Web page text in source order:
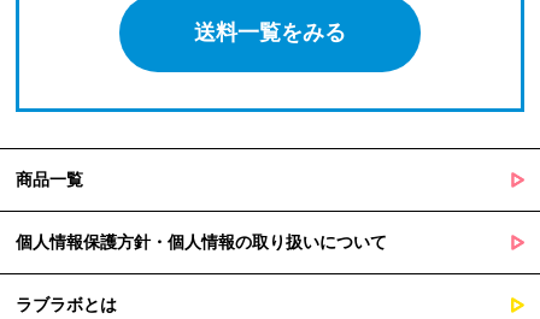
送料一覧をみる
商品一覧
個人情報保護方針・個人情報の取り扱いについて
ラブラボとは